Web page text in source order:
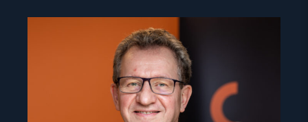
article
"Gunnar
M.
Ekeløve-
Slydal"